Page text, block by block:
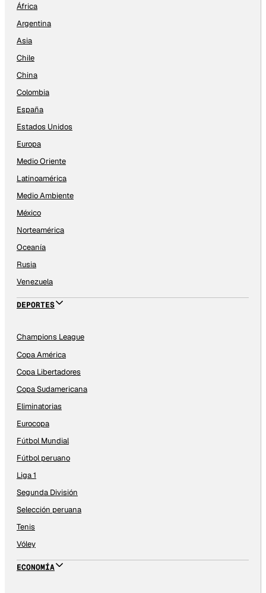
África
Argentina
Asia
Chile
China
Colombia
España
Estados Unidos
Europa
Medio Oriente
Latinoamérica
Medio Ambiente
México
Norteamérica
Oceanía
Rusia
Venezuela
DEPORTES
Champions League
Copa América
Copa Libertadores
Copa Sudamericana
Eliminatorias
Eurocopa
Fútbol Mundial
Fútbol peruano
Liga 1
Segunda División
Selección peruana
Tenis
Vóley
ECONOMÍA